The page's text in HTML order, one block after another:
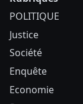
POLITIQUE
Justice
Société
Enquête
Economie